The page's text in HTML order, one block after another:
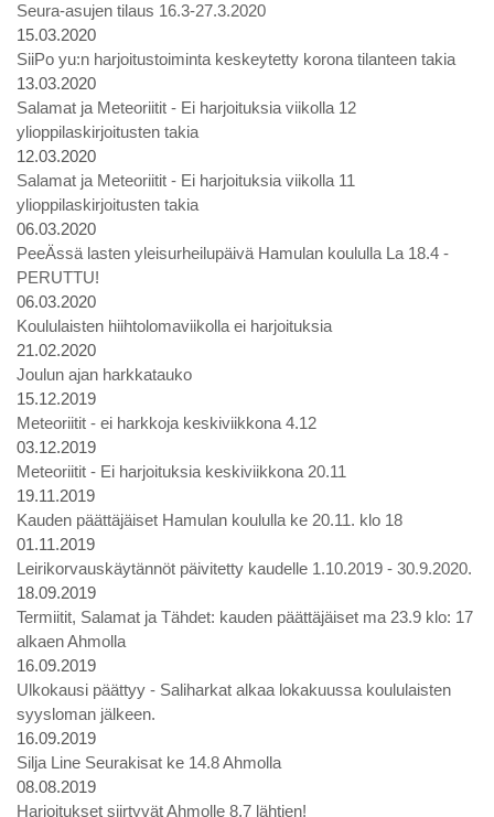
Seura-asujen tilaus 16.3-27.3.2020
15.03.2020
SiiPo yu:n harjoitustoiminta keskeytetty korona tilanteen takia
13.03.2020
Salamat ja Meteoriitit - Ei harjoituksia viikolla 12
ylioppilaskirjoitusten takia
12.03.2020
Salamat ja Meteoriitit - Ei harjoituksia viikolla 11
ylioppilaskirjoitusten takia
06.03.2020
PeeÄssä lasten yleisurheilupäivä Hamulan koululla La 18.4 -
PERUTTU!
06.03.2020
Koululaisten hiihtolomaviikolla ei harjoituksia
21.02.2020
Joulun ajan harkkatauko
15.12.2019
Meteoriitit - ei harkkoja keskiviikkona 4.12
03.12.2019
Meteoriitit - Ei harjoituksia keskiviikkona 20.11
19.11.2019
Kauden päättäjäiset Hamulan koululla ke 20.11. klo 18
01.11.2019
Leirikorvauskäytännöt päivitetty kaudelle 1.10.2019 - 30.9.2020.
18.09.2019
Termiitit, Salamat ja Tähdet: kauden päättäjäiset ma 23.9 klo: 17
alkaen Ahmolla
16.09.2019
Ulkokausi päättyy - Saliharkat alkaa lokakuussa koululaisten
syysloman jälkeen.
16.09.2019
Silja Line Seurakisat ke 14.8 Ahmolla
08.08.2019
Harjoitukset siirtyvät Ahmolle 8.7 lähtien!